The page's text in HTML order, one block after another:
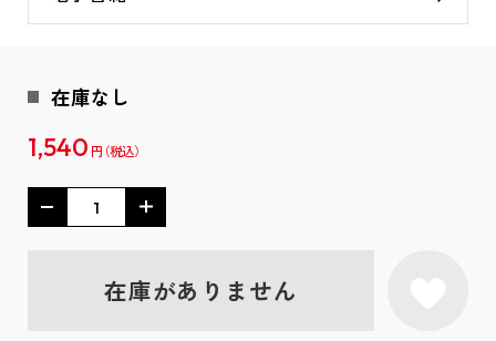
在庫なし
1,540 円
在庫がありません